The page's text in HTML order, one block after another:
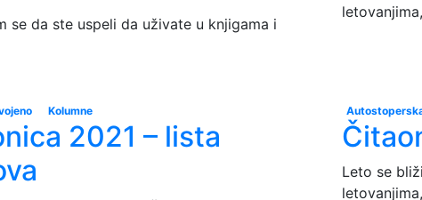
se da ste uspeli da uživate u knjigama i
Kolumne
2021 – lista
Leto se